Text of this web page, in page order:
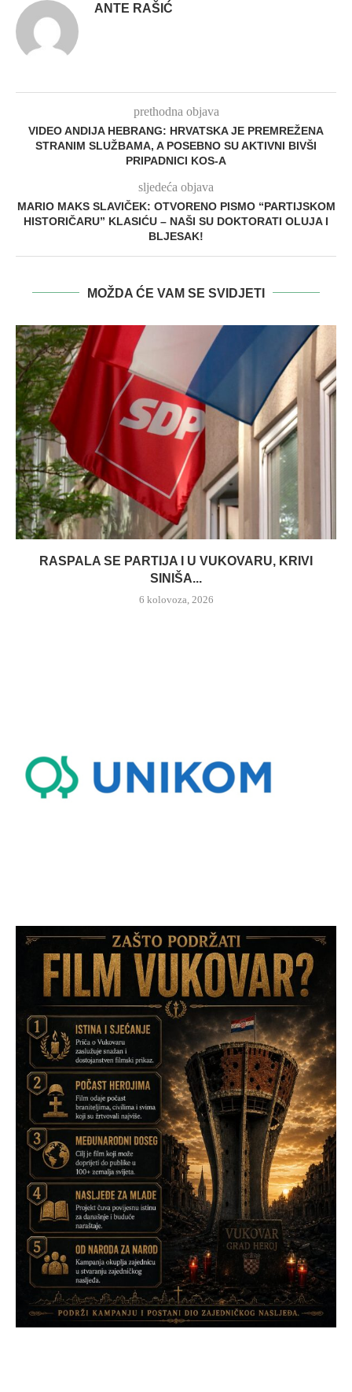
ANTE RAŠIĆ
prethodna objava
VIDEO ANDIJA HEBRANG: HRVATSKA JE PREMREŽENA
STRANIM SLUŽBAMA, A POSEBNO SU AKTIVNI BIVŠI
PRIPADNICI KOS-A
sljedeća objava
MARIO MAKS SLAVIČEK: OTVORENO PISMO “PARTIJSKOM
HISTORIČARU” KLASIĆU – NAŠI SU DOKTORATI OLUJA I
BLJESAK!
MOŽDA ĆE VAM SE SVIDJETI
RASPALA SE PARTIJA I U VUKOVARU, KRIVI
SINIŠA...
6 kolovoza, 2026